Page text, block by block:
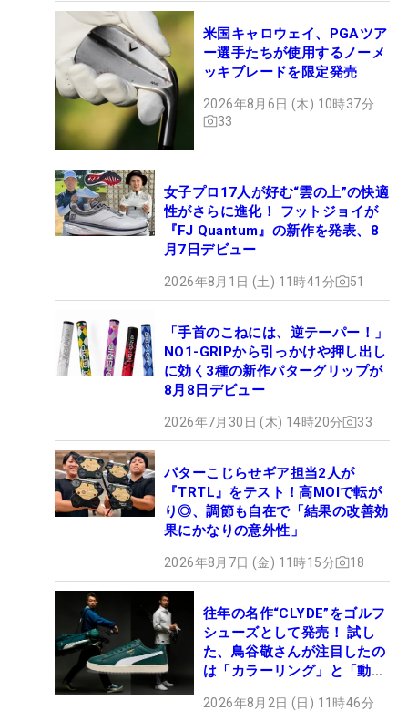
米国キャロウェイ、PGAツア
ー選手たちが使用するノーメ
ッキブレードを限定発売
2026年8月6日 (木) 10時37分
33
女子プロ17人が好む“雲の上”の快適
性がさらに進化！ フットジョイが
『FJ Quantum』の新作を発表、8
月7日デビュー
2026年8月1日 (土) 11時41分 51
「手首のこねには、逆テーパー！」
NO1-GRIPから引っかけや押し出し
に効く3種の新作パターグリップが
8月8日デビュー
2026年7月30日 (木) 14時20分 33
パターこじらせギア担当2人が
『TRTL』をテスト！高MOIで転が
り◎、調節も自在で「結果の改善効
果にかなりの意外性」
2026年8月7日 (金) 11時15分 18
往年の名作“CLYDE”をゴルフ
シューズとして発売！ 試し
た、鳥谷敬さんが注目したの
は「カラーリング」と「動き
2026年8月2日 (日) 11時46分